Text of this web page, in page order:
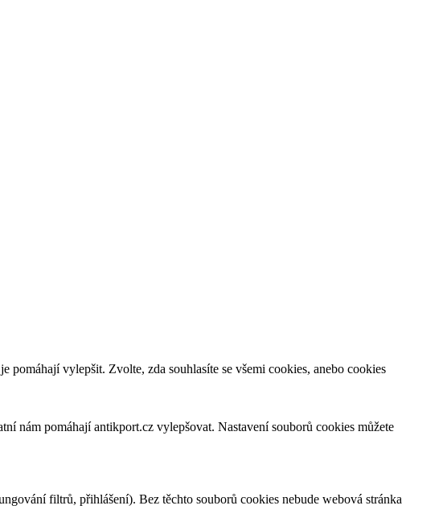
vylepšit. Zvolte, zda souhlasíte se všemi cookies, anebo cookies
nám pomáhají antikport.cz vylepšovat. Nastavení souborů cookies můžete
filtrů, přihlášení). Bez těchto souborů cookies nebude webová stránka